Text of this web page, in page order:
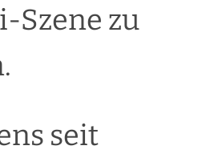
Szene zu
seit